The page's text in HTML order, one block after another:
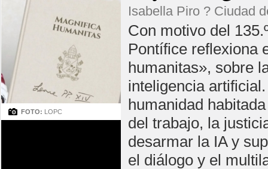
FOTO: LOPC
Isabella Piro ? Ciudad
Con motivo del
Pontífice reflexiona
humanitas», sobre
inteligencia
humanidad
del trabajo, la
desarmar la IA y
el diálogo y el